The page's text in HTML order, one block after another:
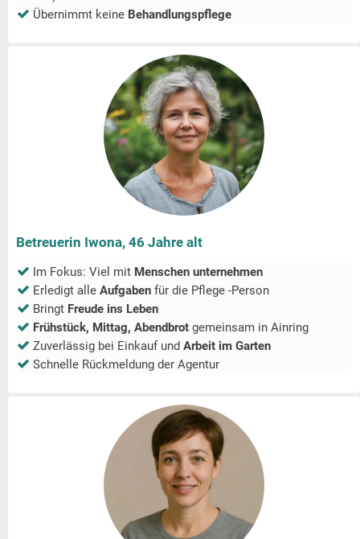
Übernimmt keine Behandlungspflege
Betreuerin Iwona, 46 Jahre alt
Im Fokus: Viel mit Menschen unternehmen
Erledigt alle Aufgaben für die Pflege -Person
Bringt Freude ins Leben
Frühstück, Mittag, Abendbrot gemeinsam in Ainring
Zuverlässig bei Einkauf und Arbeit im Garten
Schnelle Rückmeldung der Agentur